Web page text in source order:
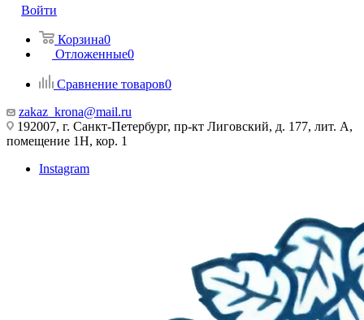
Войти
Корзина0
Отложенные0
Сравнение товаров0
zakaz_krona@mail.ru
192007, г. Санкт-Петербург, пр-кт Лиговский, д. 177, лит. А,
помещение 1Н, кор. 1
Instagram